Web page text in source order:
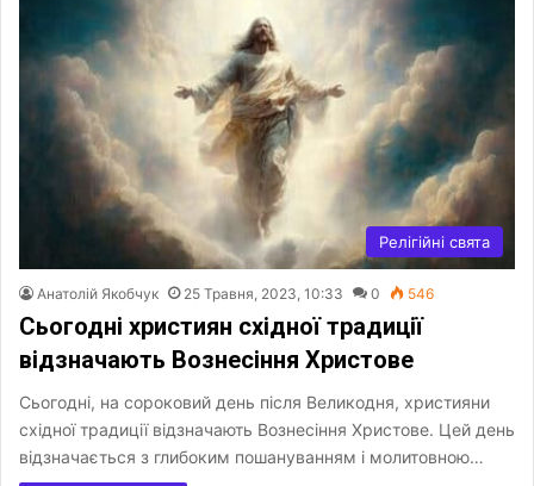
Релігійні свята
Анатолій Якобчук 25 Травня, 2023, 10:33 0 546
Сьогодні християн східної традиції
відзначають Вознесіння Христове
Сьогодні, на сороковий день після Великодня, християни
східної традиції відзначають Вознесіння Христове. Цей день
відзначається з глибоким пошануванням і молитовною…